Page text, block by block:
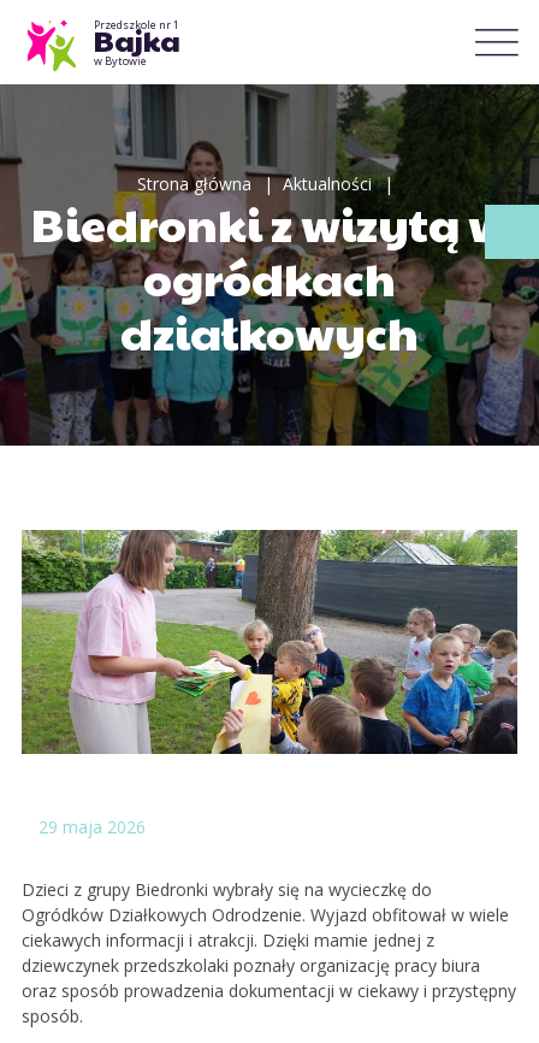
Przedszkole nr 1
Bajka
w Bytowie
Strona główna Aktualności
Biedronki z wizytą w
ogródkach
działkowych
29 maja 2026
Dzieci z grupy Biedronki wybrały się na wycieczkę do
Ogródków Działkowych Odrodzenie. Wyjazd obfitował w wiele
ciekawych informacji i atrakcji. Dzięki mamie jednej z
dziewczynek przedszkolaki poznały organizację pracy biura
oraz sposób prowadzenia dokumentacji w ciekawy i przystępny
sposób.